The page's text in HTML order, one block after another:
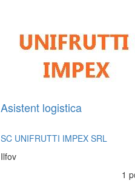
Asistent logistica
SC UNIFRUTTI IMPEX SRL
Ilfov
1